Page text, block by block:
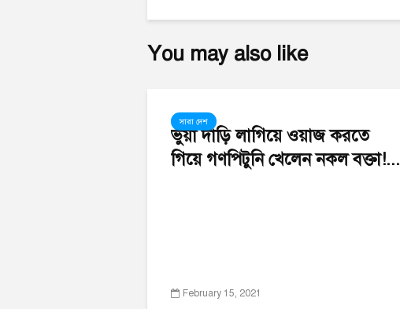
You may also like
সারা দেশ
ভুয়া দাড়ি লাগিয়ে ওয়াজ করতে
গিয়ে গণপিটুনি খেলেন নকল বক্তা!...
February 15, 2021